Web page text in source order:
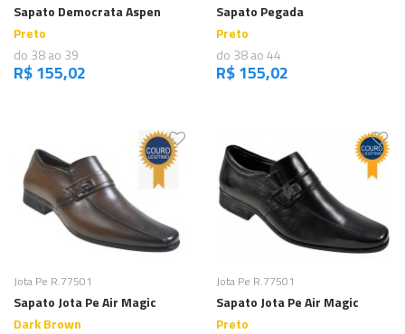
Sapato Democrata Aspen
Preto
do 38 ao 39
R$ 155,02
Sapato Pegada
Preto
do 38 ao 44
R$ 155,02
Comprar
Jota Pe R.77501
Sapato Jota Pe Air Magic
Dark Brown
Comprar
Jota Pe R.77501
Sapato Jota Pe Air Magic
Preto